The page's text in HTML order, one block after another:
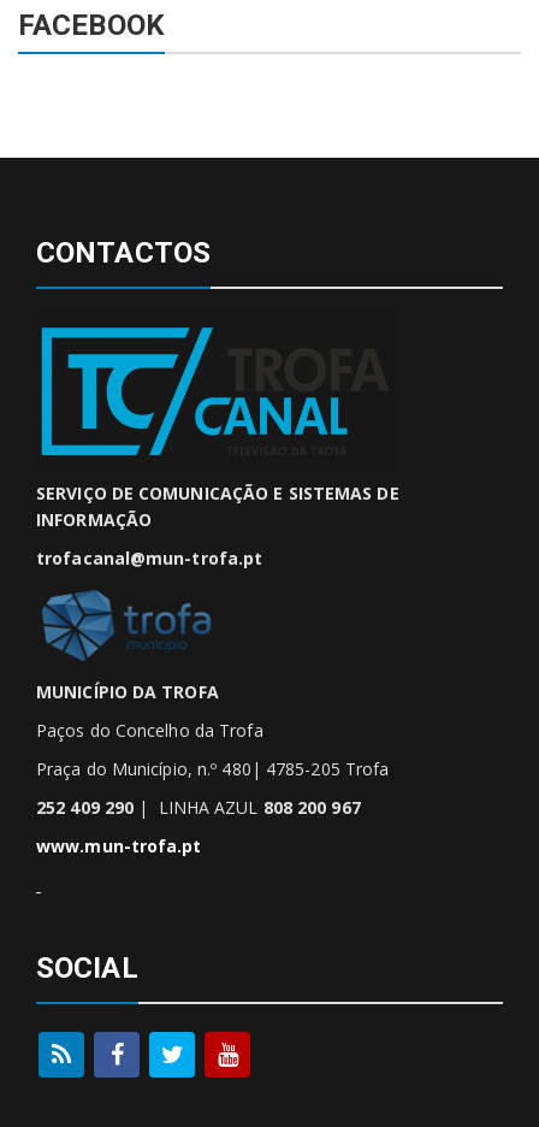
FACEBOOK
CONTACTOS
SERVIÇO DE COMUNICAÇÃO E SISTEMAS DE
INFORMAÇÃO
trofacanal@mun-trofa.pt
MUNICÍPIO DA TROFA
Paços do Concelho da Trofa
Praça do Município, n.º 480| 4785-205 Trofa
252 409 290 | LINHA AZUL 808 200 967
www.mun-trofa.pt
SOCIAL